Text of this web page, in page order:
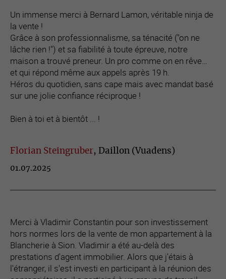
Un immense merci à Bernard Lamon, véritable ninja de
la vente !
Grâce à son professionnalisme, sa ténacité ("on ne
lâche rien !") et sa fiabilité à toute épreuve, notre
maison a trouvé preneur. Un pro comme on en rêve…
et qui répond même aux appels après 19 h.
Héros du quotidien, sans cape mais avec mandat basé
sur une jolie confiance réciproque !
Bien à toi et à bientôt ... !
Florian Steingruber, Daillon (Vuadens)
01.07.2025
Merci à Vladimir Constantin pour son investissement
hors normes lors de la vente de mon appartement à la
Blancherie à Sion. Vladimir a été au-delà des
prestations d'agent immobilier. Alors que j'étais à
l'étranger, il s'est investi en participant à la réunion des